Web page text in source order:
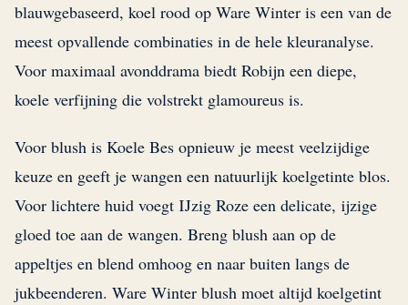
blauwgebaseerd, koel rood op Ware Winter is een van de
meest opvallende combinaties in de hele kleuranalyse.
Voor maximaal avonddrama biedt Robijn een diepe,
koele verfijning die volstrekt glamoureus is.
Voor blush is Koele Bes opnieuw je meest veelzijdige
keuze en geeft je wangen een natuurlijk koelgetinte blos.
Voor lichtere huid voegt IJzig Roze een delicate, ijzige
gloed toe aan de wangen. Breng blush aan op de
appeltjes en blend omhoog en naar buiten langs de
jukbeenderen. Ware Winter blush moet altijd koelgetint